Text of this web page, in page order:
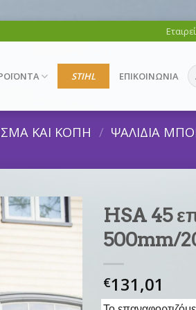
STIHL ΕΠΙΚΟΙΝΩΝΙΑ
ΚΑΙ ΚΟΠΗ / ΨΑΛΙΔΙΑ
HSA 45
500mm/
€131,01